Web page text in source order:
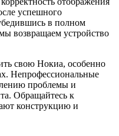
успешного
в полном
возвращаем устройство
свою Нокиа, особенно
Непрофессиональные
проблемы и
Обращайтесь к
конструкцию и